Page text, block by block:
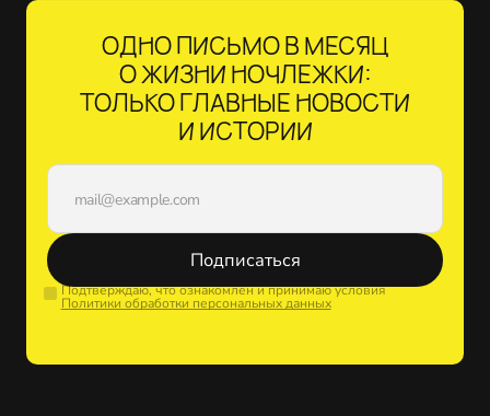
ОДНО ПИСЬМО В МЕСЯЦ
О ЖИЗНИ НОЧЛЕЖКИ:
ТОЛЬКО ГЛАВНЫЕ НОВОСТИ
И ИСТОРИИ
Подписаться
Подтверждаю, что ознакомлен и принимаю условия
Политики обработки персональных данных